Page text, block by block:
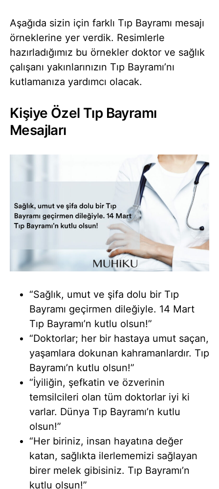
Aşağıda sizin için farklı Tıp Bayramı mesajı
örneklerine yer verdik. Resimlerle
hazırladığımız bu örnekler doktor ve sağlık
çalışanı yakınlarınızın Tıp Bayramı’nı
kutlamanıza yardımcı olacak.
Kişiye Özel Tıp Bayramı
Mesajları
“Sağlık, umut ve şifa dolu bir Tıp
Bayramı geçirmen dileğiyle. 14 Mart
Tıp Bayramı’n kutlu olsun!”
“Doktorlar; her bir hastaya umut saçan,
yaşamlara dokunan kahramanlardır. Tıp
Bayramı’n kutlu olsun!”
“İyiliğin, şefkatin ve özverinin
temsilcileri olan tüm doktorlar iyi ki
varlar. Dünya Tıp Bayramı’n kutlu
olsun!”
“Her biriniz, insan hayatına değer
katan, sağlıkta ilerlememizi sağlayan
birer melek gibisiniz. Tıp Bayramı’n
kutlu olsun!”